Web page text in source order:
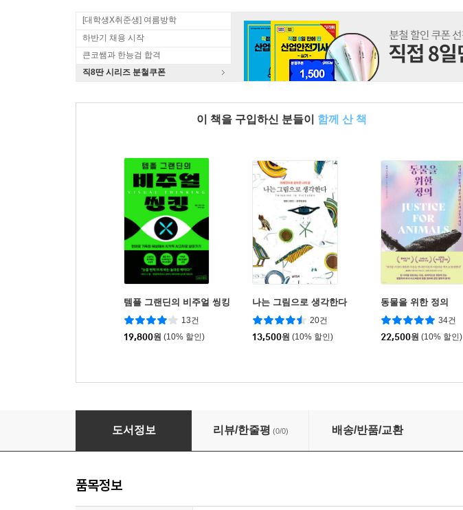
[대학생X취준생] 여름방학
하반기 채용 시작
큰코쌤과 한능검 합격
직8딴 시리즈 분철쿠폰
이 책을 구입하신 분들이 함께 산 책
템플 그랜딘의 비주얼 씽킹
13건
19,800원 (10% 할인)
나는 그림으로 생각한다
20건
13,500원 (10% 할인)
동물을 위한 정의
34건
22,500원 (10% 할인)
동물매개심리상담사 자격 수험서 (동물매개치료 공식 수험서)
도서정보 리뷰/한줄평 (0/0) 배송/반품/교환
품목정보